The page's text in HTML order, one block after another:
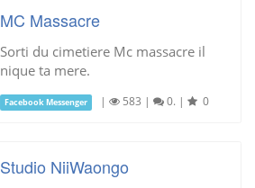
MC Massacre
Sorti du cimetiere Mc massacre il
nique ta mere.
Facebook Messenger | 583 | 0. | 0
Studio NiiWaongo